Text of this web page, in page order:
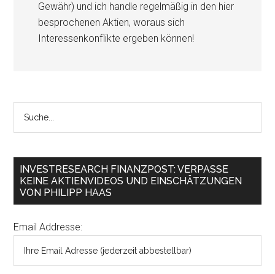
Gewähr) und ich handle regelmäßig in den hier
besprochenen Aktien, woraus sich
Interessenkonflikte ergeben können!
INVESTRESEARCH FINANZPOST: VERPASSE
KEINE AKTIENVIDEOS UND EINSCHÄTZUNGEN
VON PHILIPP HAAS
Email Addresse: